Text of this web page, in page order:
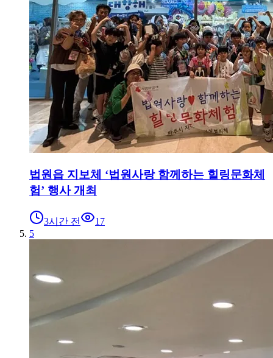
법원읍 지보체 ‘법원사랑 함께하는 힐링문화체
험’ 행사 개최
3시간 전
17
5